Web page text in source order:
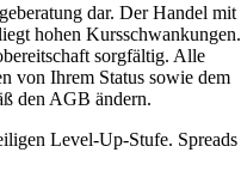
dar. Der Handel mit
hohen Kursschwankungen.
sorgfältig. Alle
von Ihrem Status sowie dem
den AGB ändern.
Level-Up-Stufe. Spreads